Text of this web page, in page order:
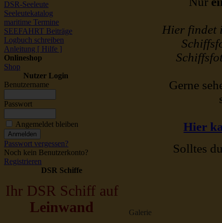
DSR-Seeleute
Seeleutekatalog
maritime Termine
SEEFAHRT Beiträge
Logbuch schreiben
Anleitung [ Hilfe ]
Onlineshop
Shop
Nutzer Login
Benutzername
Passwort
Angemeldet bleiben
Passwort vergessen?
Noch kein Benutzerkonto?
Registrieren
DSR Schiffe
Ihr DSR Schiff auf
Leinwand
Hier findet
Gerne
Hier
Solltes
Galerie